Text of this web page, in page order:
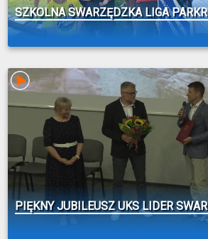
SZKOLNA SWARZĘDZKA LIGA
PIĘKNY JUBILEUSZ UKS LIDER